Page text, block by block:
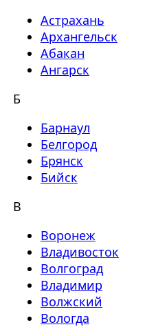
Астрахань
Архангельск
Абакан
Ангарск
Б
Барнаул
Белгород
Брянск
Бийск
В
Воронеж
Владивосток
Волгоград
Владимир
Волжский
Вологда